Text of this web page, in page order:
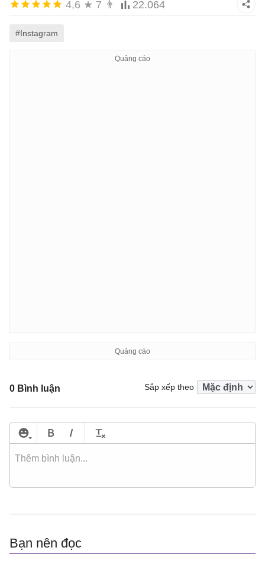
4,6 ★ 7 👨 22.064
#Instagram
0 Bình luận Sắp xếp theo
Bạn nên đọc